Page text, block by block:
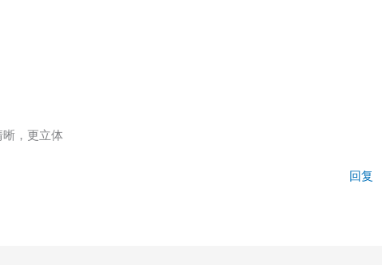
，更立体
回复